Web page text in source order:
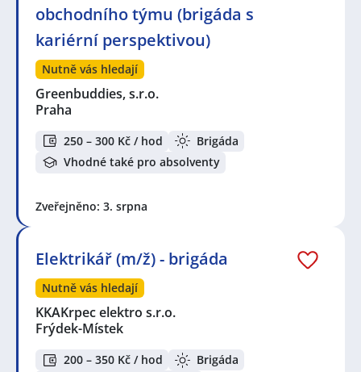
obchodního týmu (brigáda s
kariérní perspektivou)
Nutně vás hledají
Greenbuddies, s.r.o.
Praha
250 – 300 Kč / hod
Brigáda
Vhodné také pro absolventy
Zveřejněno: 3. srpna
Elektrikář (m/ž) - brigáda
Nutně vás hledají
KKAKrpec elektro s.r.o.
Frýdek-Místek
200 – 350 Kč / hod
Brigáda